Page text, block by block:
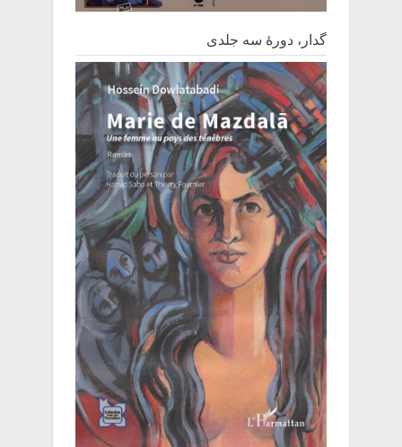
گدار، دورۀ سه جلدی